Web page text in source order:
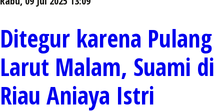
Ditegur karena Pulang
Larut Malam, Suami di
Riau Aniaya Istri